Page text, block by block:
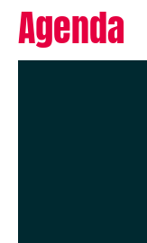
Agenda